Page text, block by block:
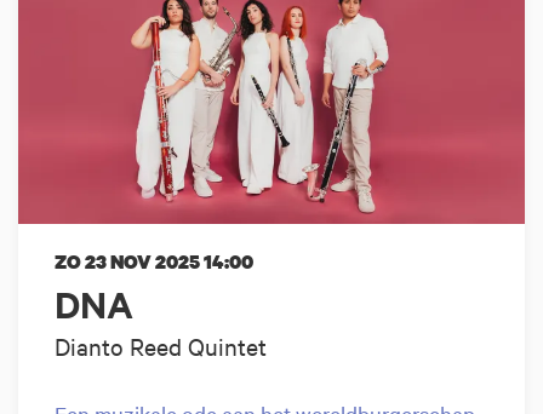
DNA
Dianto Reed Quintet
ZO 23 NOV 202514:00